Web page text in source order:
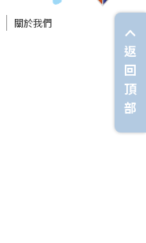
關於我們
返
回
頂
部